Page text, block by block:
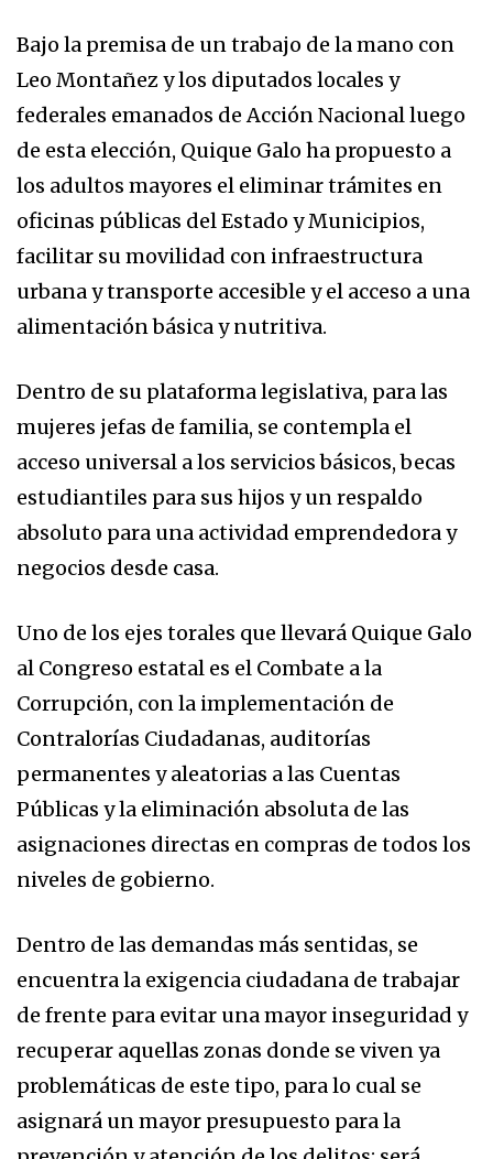
Bajo la premisa de un trabajo de la mano con
Leo Montañez y los diputados locales y
federales emanados de Acción Nacional luego
de esta elección, Quique Galo ha propuesto a
los adultos mayores el eliminar trámites en
oficinas públicas del Estado y Municipios,
facilitar su movilidad con infraestructura
urbana y transporte accesible y el acceso a una
alimentación básica y nutritiva.
Dentro de su plataforma legislativa, para las
mujeres jefas de familia, se contempla el
acceso universal a los servicios básicos, becas
estudiantiles para sus hijos y un respaldo
absoluto para una actividad emprendedora y
negocios desde casa.
Uno de los ejes torales que llevará Quique Galo
al Congreso estatal es el Combate a la
Corrupción, con la implementación de
Contralorías Ciudadanas, auditorías
permanentes y aleatorias a las Cuentas
Públicas y la eliminación absoluta de las
asignaciones directas en compras de todos los
niveles de gobierno.
Dentro de las demandas más sentidas, se
encuentra la exigencia ciudadana de trabajar
de frente para evitar una mayor inseguridad y
recuperar aquellas zonas donde se viven ya
problemáticas de este tipo, para lo cual se
asignará un mayor presupuesto para la